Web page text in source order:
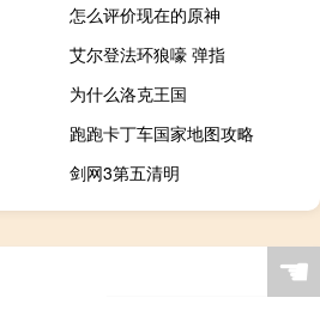
怎么评价现在的原神
艾尔登法环狼嚎 弹指
为什么洛克王国
跑跑卡丁车国家地图攻略
剑网3第五清明
☚